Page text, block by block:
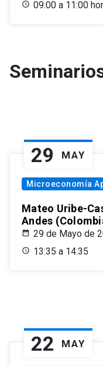
09:00 a 11:00
29 MAY
Microeconomía
Mateo Uribe-
Andes
29 de Mayo de
13:35 a 14:35
22 MAY